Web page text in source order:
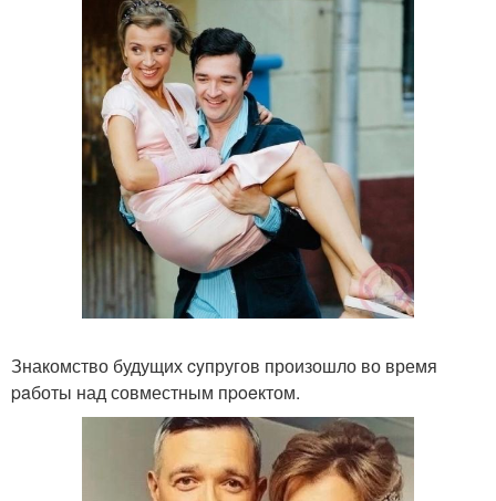
Знакомство будущих cyпругов произошло во время
paботы над совместным пpoeктом.